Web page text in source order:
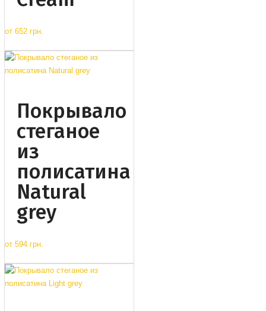
от 652 грн.
Покрывало
стеганое
из
полисатина
Natural
grey
от 594 грн.